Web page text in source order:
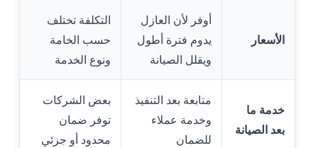
الأسعار
أوفر لأن العازل
يدوم فترة أطول
ويقلل الصيانة
التكلفة تختلف
حسب الخامة
ونوع الخدمة
خدمة ما
بعد الصيانة
متابعة بعد التنفيذ
وخدمة عملاء
للضمان
بعض الشركات
توفر ضمان
محدود أو جزئي